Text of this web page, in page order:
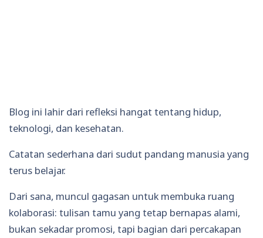
Blog ini lahir dari refleksi hangat tentang hidup,
teknologi, dan kesehatan.
Catatan sederhana dari sudut pandang manusia yang
terus belajar.
Dari sana, muncul gagasan untuk membuka ruang
kolaborasi: tulisan tamu yang tetap bernapas alami,
bukan sekadar promosi, tapi bagian dari percakapan